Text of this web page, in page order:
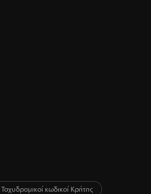
Ταχυδρομικοί κωδικοί Κρήτης